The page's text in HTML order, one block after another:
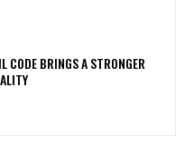
CODE BRINGS A STRONGER